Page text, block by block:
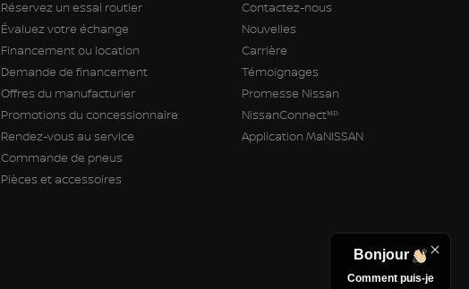
Réservez un essai routier
Évaluez votre échange
Financement ou location
Demande de financement
Offres du manufacturier
Promotions du concessionnaire
Rendez-vous au service
Commande de pneus
Pièces et accessoires
Contactez-nous
Nouvelles
Carrière
Témoignages
Promesse Nissan
NissanConnectᴹᴰ
Application MaNISSAN
Bonjour
Comment puis-je